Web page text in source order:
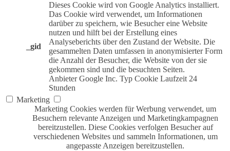
_gid
Dieses Cookie wird von Google Analytics installiert.
Das Cookie wird verwendet, um Informationen
darüber zu speichern, wie Besucher eine Website
nutzen und hilft bei der Erstellung eines
Analyseberichts über den Zustand der Website. Die
gesammelten Daten umfassen in anonymisierter Form
die Anzahl der Besucher, die Website von der sie
gekommen sind und die besuchten Seiten.
Anbieter Google Inc. Typ Cookie Laufzeit 24
Stunden
Marketing
Marketing Cookies werden für Werbung verwendet, um
Besuchern relevante Anzeigen und Marketingkampagnen
bereitzustellen. Diese Cookies verfolgen Besucher auf
verschiedenen Websites und sammeln Informationen, um
angepasste Anzeigen bereitzustellen.